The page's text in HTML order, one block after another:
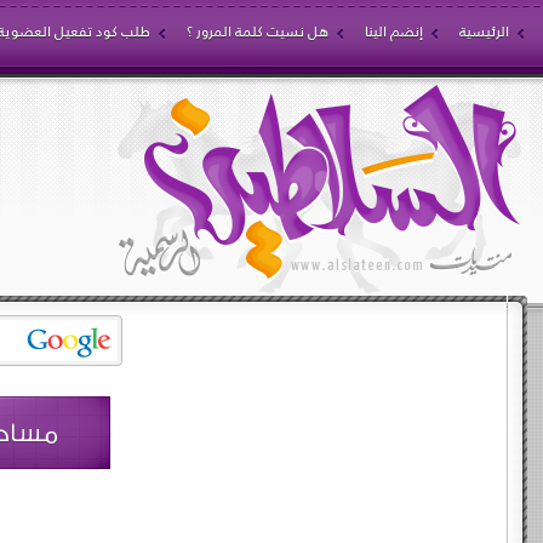
الرئيسية إنضم الينا هل نسيت كلمة المرور ؟ طلب كود تفعيل